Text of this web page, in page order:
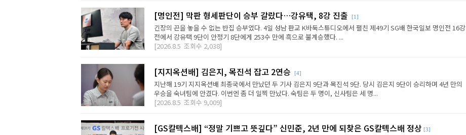
[명인전] 막판 형세판단이 승부 갈랐다…강유택, 8강 진출 [1]
긴장의 끈을 놓을 수 없는 반집 승부였다. 4일 성남 판교 K바둑스튜디오에서 펼친 제49기 SG배 한국일보 명인전 16강
전에서 강유택 9단이 안정기 8단에게 253수 만에 흑으로 불계승했다. ...
[2026.8.5 조회수 2,038]
[지지옥션배] 김은지, 목진석 잡고 2연승 [4]
지난해 19기 지지옥션배 최종국에서 만났던 두 기사 김은지 9단과 목진석 9단. 당시 김은지 9단이 승리하며 4년 만의
우승을 숙녀팀에 안겼다. 이번엔 좀 더 일찍 만났다. 숙팀은 두 명이, 신사팀은 세 명...
[2026.8.5 조회수 9,009]
[GS칼텍스배] “정말 기쁘고 뜻깊다” 신민준, 2년 만에 되찾은 GS칼텍스배 정상 [3]